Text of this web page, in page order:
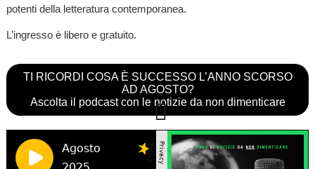
potenti della letteratura contemporanea.
L’ingresso è libero e gratuito.
TI RICORDI COSA È SUCCESSO L’ANNO SCORSO
AD AGOSTO?
Ascolta il podcast con le notizie da non dimenticare